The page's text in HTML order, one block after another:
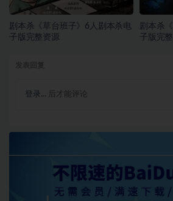
剧本杀《草台班子》6人剧本杀电
子版完整资源
剧本杀
子版完
登录... 后才能评论